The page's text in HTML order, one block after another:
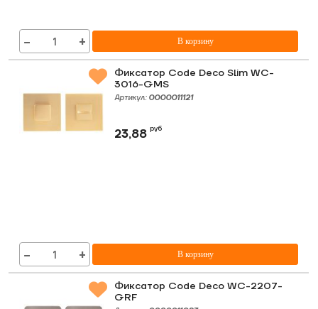
− + В корзину
Фиксатор Code Deco Slim WC-
3016-GMS
Артикул: 0000011121
23,88руб
− + В корзину
Фиксатор Code Deco WC-2207-
GRF